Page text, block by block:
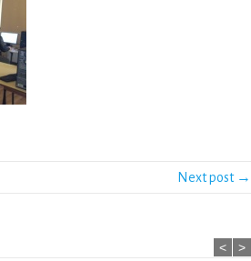
Next post →
< >